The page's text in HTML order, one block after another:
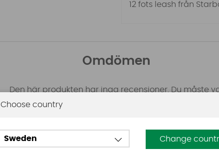
12 fots leash från
Omdömen
Den här produkten har inga recensioner. Du måste
Choose country
Sweden Change